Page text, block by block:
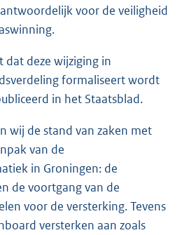
voor de veiligheid
deze wijziging in
formaliseert wordt
in het Staatsblad.
wij de stand van zaken met
van de
in Groningen: de
de voortgang van de
voor de versterking. Tevens
versterken aan zoals